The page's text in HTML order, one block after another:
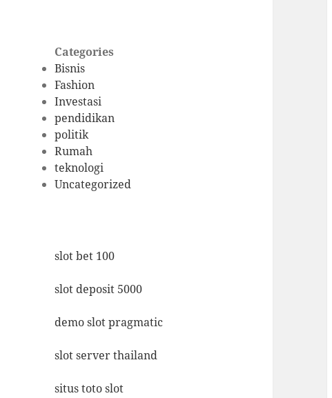
Categories
Bisnis
Fashion
Investasi
pendidikan
politik
Rumah
teknologi
Uncategorized
slot bet 100
slot deposit 5000
demo slot pragmatic
slot server thailand
situs toto slot